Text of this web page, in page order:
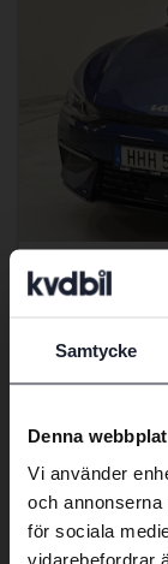
Samtycke
Denna
Vi använder
och
för sociala
vidarebefordrar
AWD
2022
3 070
Med
We
abroad
site